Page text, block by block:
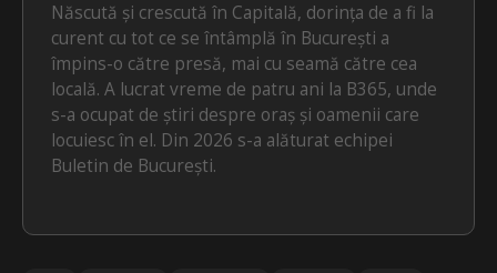
Născută și crescută în Capitală, dorința de a fi la
curent cu tot ce se întâmplă în București a
împins-o către presă, mai cu seamă către cea
locală. A lucrat vreme de patru ani la B365, unde
s-a ocupat de știri despre oraș și oamenii care
locuiesc în el. Din 2026 s-a alăturat echipei
Buletin de București.